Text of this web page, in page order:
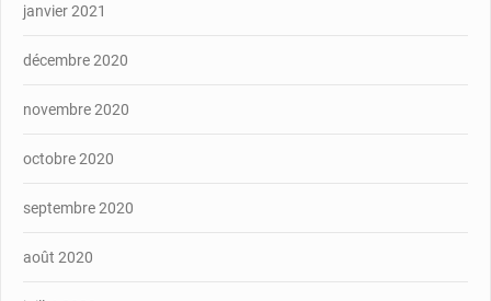
janvier 2021
décembre 2020
novembre 2020
octobre 2020
septembre 2020
août 2020